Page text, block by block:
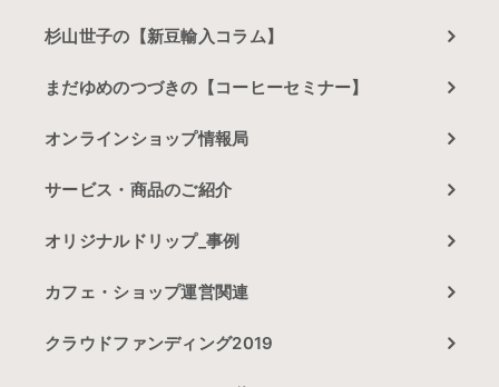
杉山世子の【新豆輸入コラム】
まだゆめのつづきの【コーヒーセミナー】
オンラインショップ情報局
サービス・商品のご紹介
オリジナルドリップ_事例
カフェ・ショップ運営関連
クラウドファンディング2019